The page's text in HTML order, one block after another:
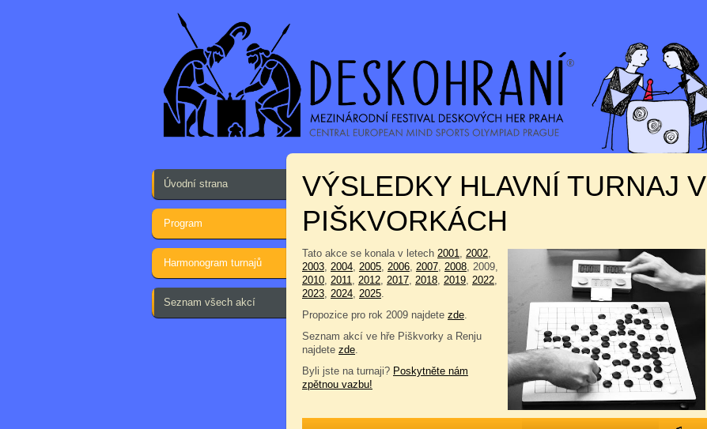
Úvodní strana
Program
Harmonogram turnajů
Seznam všech akcí
VÝSLEDKY HLAVNÍ TURNAJ V
PIŠKVORKÁCH
Tato akce se konala v letech 2001, 2002,
2003, 2004, 2005, 2006, 2007, 2008, 2009,
2010, 2011, 2012, 2017, 2018, 2019, 2022,
2023, 2024, 2025.
Propozice pro rok 2009 najdete zde.
Seznam akcí ve hře Piškvorky a Renju
najdete zde.
Byli jste na turnaji? Poskytněte nám
zpětnou vazbu!